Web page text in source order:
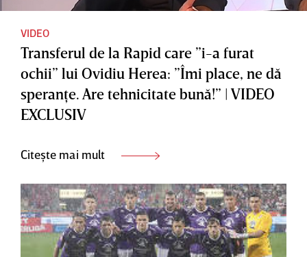
VIDEO
Transferul de la Rapid care ”i-a furat
ochii” lui Ovidiu Herea: ”Îmi place, ne dă
speranţe. Are tehnicitate bună!” | VIDEO
EXCLUSIV
Citește mai mult